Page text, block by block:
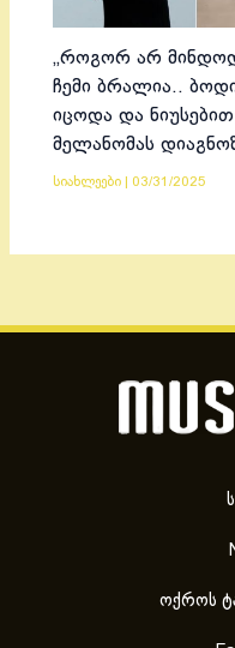
„როგორ არ
ჩემი ბრალია..
იცოდა და
მელანომას
სიახლეები 03/31/2025
ოქროს